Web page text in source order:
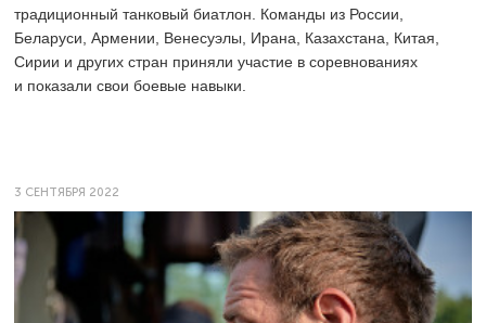
традиционный танковый биатлон. Команды из России,
Беларуси, Армении, Венесуэлы, Ирана, Казахстана, Китая,
Сирии и других стран приняли участие в соревнованиях
и показали свои боевые навыки.
3 СЕНТЯБРЯ 2022